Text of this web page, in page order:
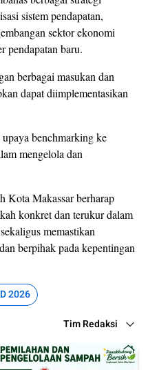
sistem pendapatan,
sektor ekonomi
pendapatan baru.
berbagai masukan dan
dapat diimplementasikan
benchmarking ke
mengelola dan
Kota Makassar berharap
konkret dan terukur dalam
memastikan
berpihak pada kepentingan
2026
Tim Redaksi